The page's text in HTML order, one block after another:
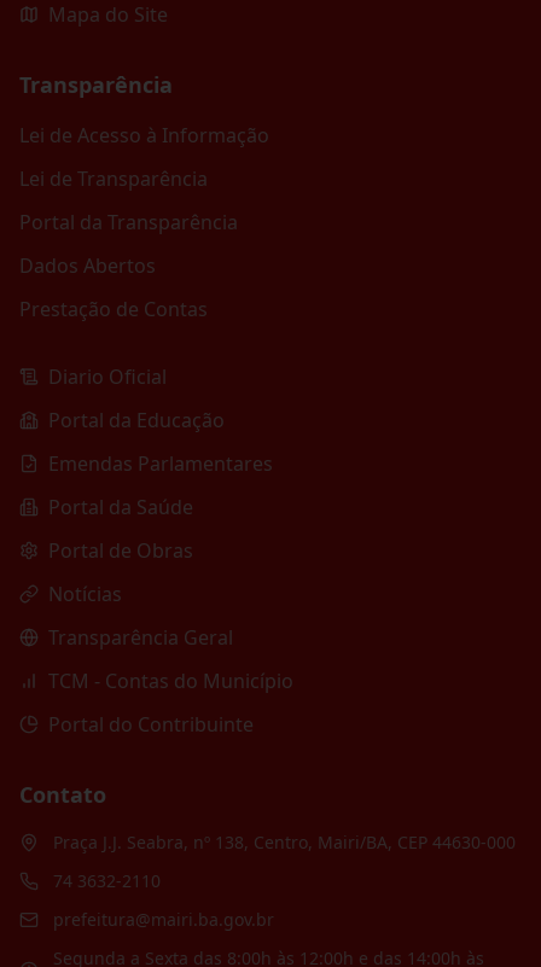
Mapa do Site
Transparência
Lei de Acesso à Informação
Lei de Transparência
Portal da Transparência
Dados Abertos
Prestação de Contas
Diario Oficial
Portal da Educação
Emendas Parlamentares
Portal da Saúde
Portal de Obras
Notícias
Transparência Geral
TCM - Contas do Município
Portal do Contribuinte
Contato
Praça J.J. Seabra, nº 138, Centro, Mairi/BA, CEP 44630-000
74 3632-2110
prefeitura@mairi.ba.gov.br
Segunda a Sexta das 8:00h às 12:00h e das 14:00h às